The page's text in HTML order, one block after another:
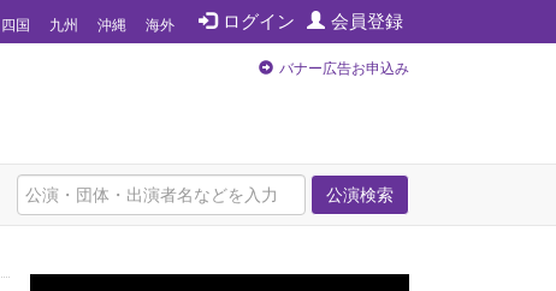
ログイン 会員登録
四国 九州 沖縄 海外
バナー広告お申込み
公演検索